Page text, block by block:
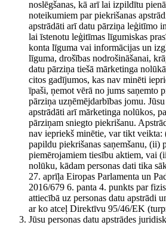
noslēgšanas, kā arī lai izpildītu
noteikumiem par piekrišanas
apstrādāti arī datu pārziņa leģitīmo
lai īstenotu leģitīmas līgumiskas
konta līguma vai informācijas un
līguma, drošības nodrošināšanai,
datu pārziņa tiešā mārketinga
citos gadījumos, kas nav minēti
īpaši, ņemot vērā no jums saņemto
pārziņa uzņēmējdarbības jomu.
apstrādāti arī mārketinga nolūkos,
pārziņam sniegto piekrišanu.
nav iepriekš minētie, var tikt veikta:
papildu piekrišanas saņemšanu, (ii)
piemērojamiem tiesību aktiem, vai
nolūku, kādam personas dati tika
27. aprīļa Eiropas Parlamenta un
2016/679 6. panta 4. punkts par
attiecībā uz personas datu apstrādi
ar ko atceļ Direktīvu 95/46/EK
Jūsu personas datu apstrādes